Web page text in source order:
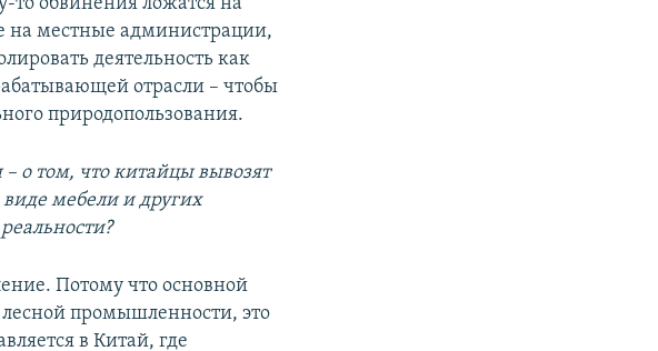
на местные администрации,
деятельность как
отрасли – чтобы
природопользования.
о том, что китайцы вывозят
мебели и других
Потому что основной
промышленности, это
в Китай, где